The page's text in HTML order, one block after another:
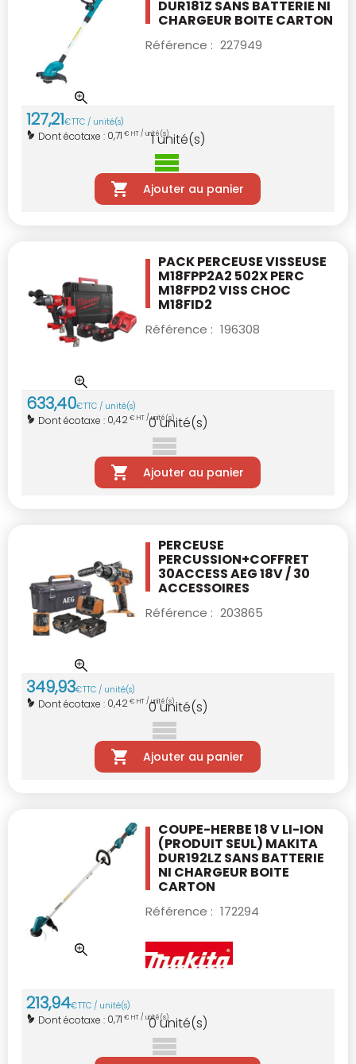
DUR181Z SANS BATTERIE NI
CHARGEUR BOITE CARTON
Référence : 227949
127,21€TTC / unité(s)
Dont écotaxe : 0,71 € HT / unité(s)
1unité(s)
Ajouter au panier
PACK PERCEUSE VISSEUSE
M18FPP2A2 502XPERC
M18FPD2 VISS CHOC
M18FID2
Référence : 196308
633,40€TTC / unité(s)
Dont écotaxe : 0,42€ HT / unité(s)
0unité(s)
Ajouter au panier
PERCEUSE
PERCUSSION+COFFRET
30ACCESSAEG 18V / 30
ACCESSOIRES
Référence : 203865
349,93€TTC / unité(s)
Dont écotaxe : 0,42€ HT / unité(s)
0 unité(s)
Ajouter au panier
COUPE-HERBE 18 V LI-ION
(PRODUIT SEUL) MAKITA
DUR192LZ SANS BATTERIE
NI CHARGEUR BOITE
CARTON
Référence : 172294
213,94€TTC / unité(s)
Dont écotaxe : 0,71 € HT / unité(s)
0unité(s)